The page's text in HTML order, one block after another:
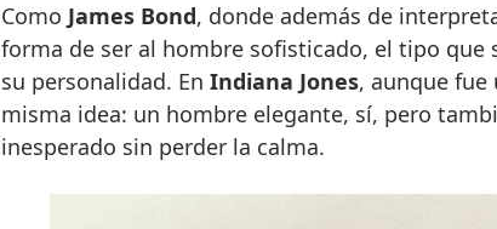
Como James Bond, donde además de
forma de ser al hombre sofisticado, el tipo que
su personalidad. En Indiana Jones, aunque fue
misma idea: un hombre elegante, sí, pero
inesperado sin perder la calma.